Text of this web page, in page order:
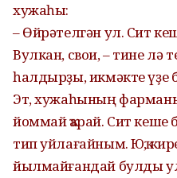
хужаһы:
– Өйрәтелгән ул. Сит
Вулкан, свои, – тине лә
һалдырҙы, икмәкте үҙе
Эт, хужаһының
йоммай ҡарай. Сит
тип уйлағайным. Юҡ,
йылмайғандай булды